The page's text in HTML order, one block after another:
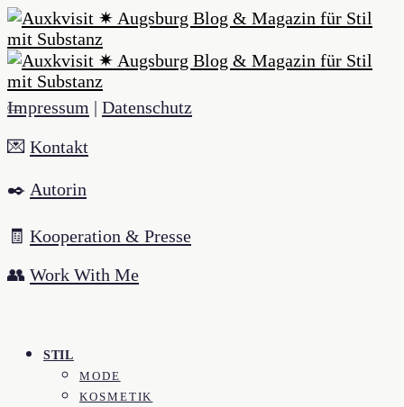
Impressum | Datenschutz
💌 Kontakt
✒️ Autorin
🧾 Kooperation & Presse
👥 Work With Me
STIL
MODE
KOSMETIK